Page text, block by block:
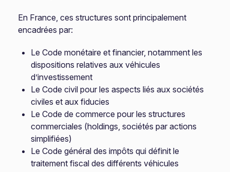
En France, ces structures sont principalement
encadrées par:
Le Code monétaire et financier, notamment les
dispositions relatives aux véhicules
d’investissement
Le Code civil pour les aspects liés aux sociétés
civiles et aux fiducies
Le Code de commerce pour les structures
commerciales (holdings, sociétés par actions
simplifiées)
Le Code général des impôts qui définit le
traitement fiscal des différents véhicules